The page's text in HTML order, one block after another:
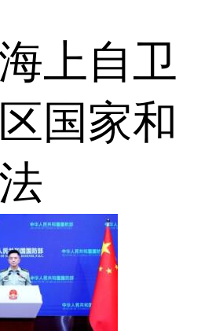
上自卫
国家和